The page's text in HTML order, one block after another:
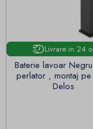
Livrare in 24
Baterie lavoar
perlator , montaj
Delos